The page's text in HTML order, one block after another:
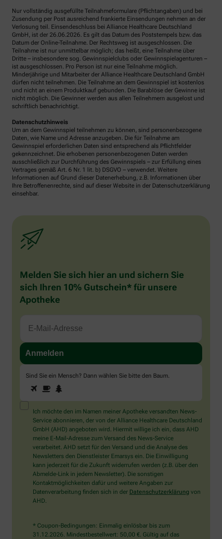
Nur vollständig ausgefüllte Teilnahmeformulare (Pflichtangaben) und bei
Zusendung per Post ausreichend frankierte Einsendungen nehmen an der
Verlosung teil. Einsendeschluss bei Alliance Healthcare Deutschland
GmbH, ist der 26.06.2026. Es gilt das Datum des Poststempels bzw. das
Datum der Online-Teilnahme. Der Rechtsweg ist ausgeschlossen. Die
Teilnahme ist nur unmittelbar möglich; das heißt, eine Teilnahme über
Dritte – insbesondere sog. Gewinnspielclubs oder Gewinnspielagenturen –
ist ausgeschlossen. Pro Person ist nur eine Teilnahme möglich.
Minderjährige und Mitarbeiter der Alliance Healthcare Deutschland GmbH
dürfen nicht teilnehmen. Die Teilnahme an dem Gewinnspiel ist kostenlos
und nicht an einem Produktkauf gebunden. Die Barablöse der Gewinne ist
nicht möglich. Die Gewinner werden aus allen Teilnehmern ausgelost und
schriftlich benachrichtigt.
Datenschutzhinweis
Um an dem Gewinnspiel teilnehmen zu können, sind personenbezogene
Daten, wie Name und Adresse anzugeben. Die für Teilnahme am
Gewinnspiel erforderlichen Daten sind entsprechend als Pflichtfelder
gekennzeichnet. Die erhobenen personenbezogenen Daten werden
ausschließlich zur Durchführung des Gewinnspiels – zur Erfüllung eines
Vertrages gemäß Art. 6 Nr. 1 lit. b) DSGVO – verwendet. Weitere
Informationen auf Grund dieser Datenerhebung, z.B. Informationen über
Ihre Betroffenenrechte, sind auf dieser Website in der Datenschutzerklärung
einsehbar.
Melden Sie sich hier an und sichern Sie
sich Ihren 10% Gutschein* für unsere
Apotheke
Sind Sie ein Mensch? Dann wählen Sie bitte den Baum.
Sind
Sie
ein
Mensch?
Dann
wählen
Sie
bitte
den
Baum.
1 2
Ich möchte den im Namen meiner Apotheke versandten News-
Service abonnieren, der von der Alliance Healthcare Deutschland
GmbH (AHD) angeboten wird. Hiermit willige ich ein, dass AHD
meine E-Mail-Adresse zum Versand des News-Service
verarbeitet. AHD setzt für den Versand und die Analyse des
Newsletters den Dienstleister Emarsys ein. Die Einwilligung
kann jederzeit für die Zukunft widerrufen werden (z.B. über den
Abmelde-Link in jedem Newsletter). Die sonstigen
Kontaktmöglichkeiten dafür und weitere Angaben zur
Datenverarbeitung finden sich in der Datenschutzerklärung von
AHD.
* Coupon-Bedingungen: Einmalig einlösbar bis zum
31.12.2026. Mindestbestellwert: 50,00 €. Gültig auf das